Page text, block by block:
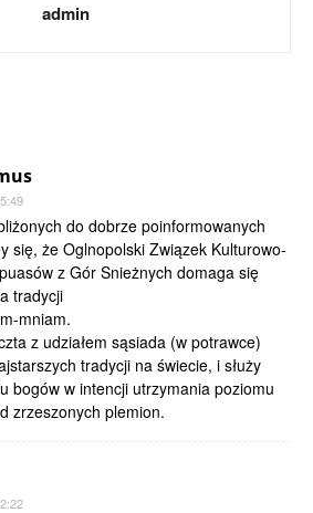
admin
do dobrze poinformowanych
się, że Oglnopolski Związek Kulturowo-
z Gór Snieżnych domaga się
tradycji
mniam.
z udziałem sąsiada (w potrawce)
tradycji na świecie, i służy
bogów w intencji utrzymania poziomu
zrzeszonych plemion.